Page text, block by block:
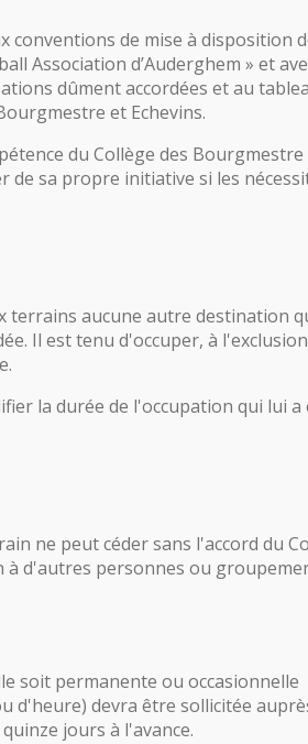
conventions de mise à disposition
Association d’Auderghem » et
dûment accordées et au
et Echevins.
du Collège des
de sa propre initiative si les
terrains aucune autre destination
Il est tenu d'occuper, à
la durée de l'occupation qui lui a
ne peut céder sans l'accord du
d'autres personnes ou
soit permanente ou occasionnelle
d'heure) devra être sollicitée
jours à l'avance.